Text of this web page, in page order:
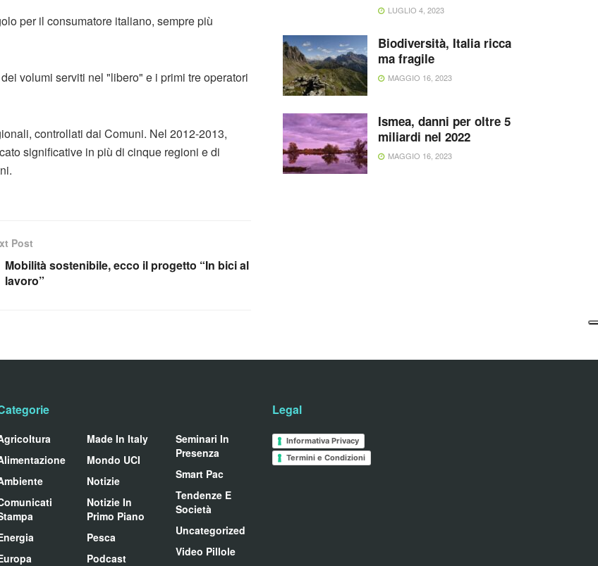
per il consumatore italiano, sempre più
volumi serviti nel "libero" e i primi tre operatori
controllati dai Comuni. Nel 2012-2013,
significative in più di cinque regioni e di
Post
Mobilità sostenibile, ecco il progetto “In bici al
lavoro”
LUGLIO 4, 2023
Biodiversità, Italia ricca
ma fragile
MAGGIO 16, 2023
Ismea, danni per oltre 5
miliardi nel 2022
MAGGIO 16, 2023
Made In Italy
Mondo UCI
Notizie
Notizie In
Primo Piano
Pesca
Podcast
Seminari In
Presenza
Smart Pac
Tendenze E
Società
Uncategorized
Video Pillole
Legal
Informativa Privacy
Termini e Condizioni